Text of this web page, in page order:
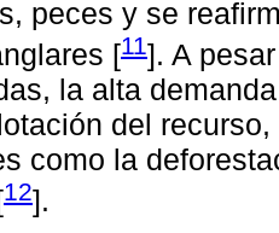
peces y se
[11]. A
la alta
del
como la
12].